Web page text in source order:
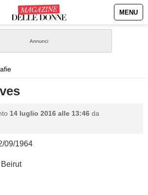
MENU
14 luglio 2016 alle 13:46 da
09/1964
Beirut